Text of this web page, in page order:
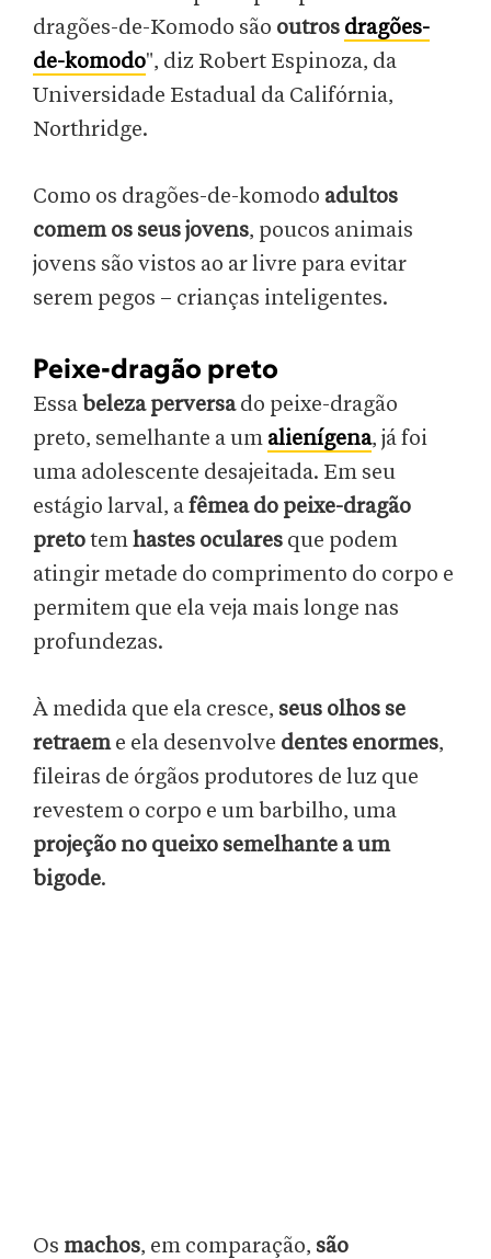
dragões-de-Komodo são outros dragões-
de-komodo", diz Robert Espinoza, da
Universidade Estadual da Califórnia,
Northridge.
Como os dragões-de-komodo adultos
comem os seus jovens, poucos animais
jovens são vistos ao ar livre para evitar
serem pegos – crianças inteligentes.
Peixe-dragão preto
Essa beleza perversado peixe-dragão
preto, semelhante a um alienígena, já foi
uma adolescente desajeitada. Em seu
estágio larval, afêmea do peixe-dragão
pretotemhastes oculares que podem
atingir metade do comprimento do corpo e
permitem que ela veja mais longe nas
profundezas.
À medida que ela cresce, seus olhos se
retraeme ela desenvolve dentes enormes,
fileiras de órgãos produtores de luz que
revestem o corpo e um barbilho, uma
projeção no queixo semelhante a um
bigode.
Os machos, em comparação, são